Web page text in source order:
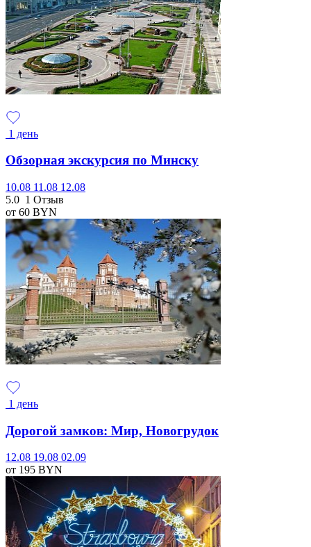
1 день
Обзорная экскурсия по Минску
10.08 11.08 12.08
5.0 1 Отзыв
от 60 BYN
1 день
Дорогой замков: Мир, Новогрудок
12.08 19.08 02.09
от 195 BYN